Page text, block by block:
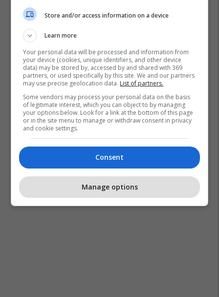
Store and/or access information on a device
Learn more
Your personal data will be processed and information from
your device (cookies, unique identifiers, and other device
data) may be stored by, accessed by and shared with 369
partners, or used specifically by this site. We and our partners
may use precise geolocation data. List of partners.
Some vendors may process your personal data on the basis
of legitimate interest, which you can object to by managing
your options below. Look for a link at the bottom of this page
or in the site menu to manage or withdraw consent in privacy
and cookie settings.
Consent
Manage options